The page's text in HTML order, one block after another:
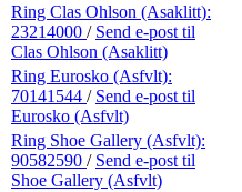
Ring Clas Ohlson (Asaklitt):
23214000 / Send e-post til
Clas Ohlson (Asaklitt)
Ring Eurosko (Asfvlt):
70141544 / Send e-post til
Eurosko (Asfvlt)
Ring Shoe Gallery (Asfvlt):
90582590 / Send e-post til
Shoe Gallery (Asfvlt)